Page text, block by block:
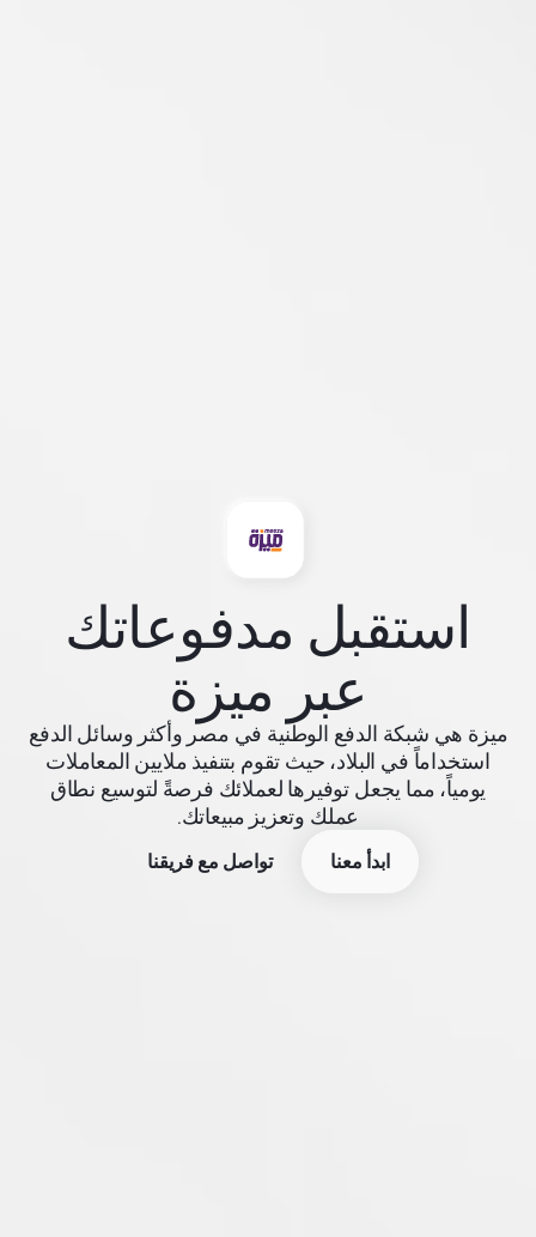
استقبل مدفوعاتك
عبر ميزة
ميزة هي شبكة الدفع الوطنية في مصر وأكثر وسائل الدفع
استخداماً في البلاد، حيث تقوم بتنفيذ ملايين المعاملات
يومياً، مما يجعل توفيرها لعملائك فرصةً لتوسيع نطاق
عملك وتعزيز مبيعاتك.
ابدأ معنا تواصل مع فريقنا